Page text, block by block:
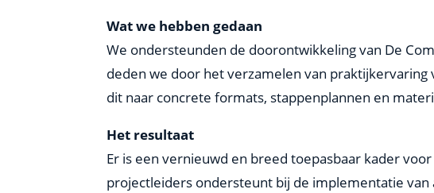
Wat we hebben gedaan
We ondersteunden de doorontwikkeling van De
deden we door het verzamelen van
dit naar concrete formats, stappenplannen en
Het resultaat
Er is een vernieuwd en breed toepasbaar kader
projectleiders ondersteunt bij de implementatie